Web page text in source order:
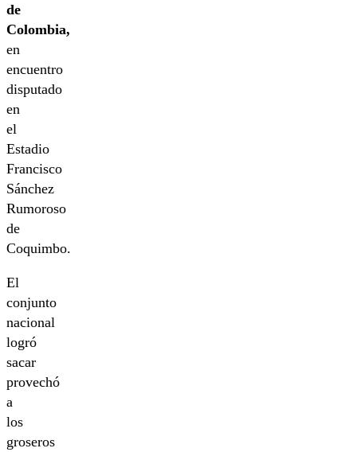
de
Colombia,
en
encuentro
disputado
en
el
Estadio
Francisco
Sánchez
Rumoroso
de
Coquimbo.
El
conjunto
nacional
logró
sacar
provechó
a
los
groseros